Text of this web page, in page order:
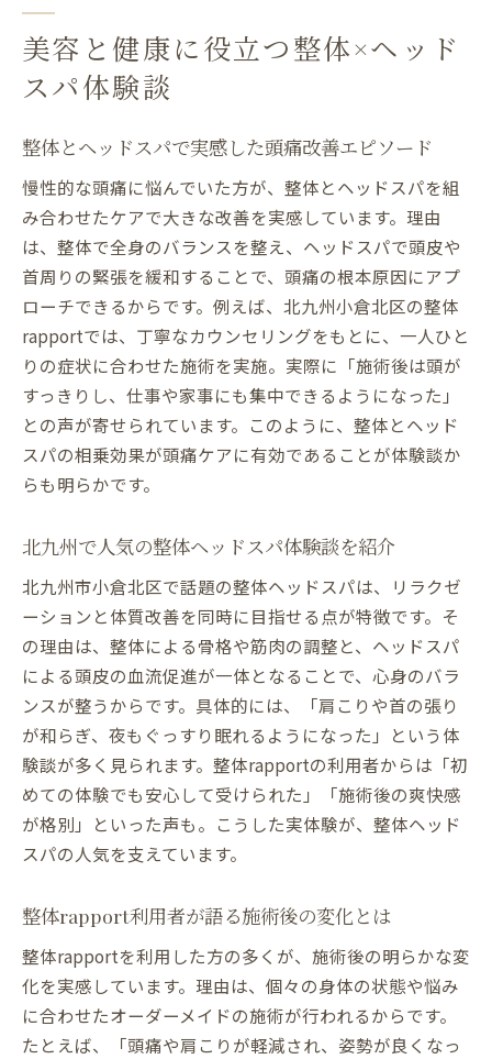
美容と健康に役立つ整体×ヘッド
スパ体験談
整体とヘッドスパで実感した頭痛改善エピソード
慢性的な頭痛に悩んでいた方が、整体とヘッドスパを組
み合わせたケアで大きな改善を実感しています。理由
は、整体で全身のバランスを整え、ヘッドスパで頭皮や
首周りの緊張を緩和することで、頭痛の根本原因にアプ
ローチできるからです。例えば、北九州小倉北区の整体
rapportでは、丁寧なカウンセリングをもとに、一人ひと
りの症状に合わせた施術を実施。実際に「施術後は頭が
すっきりし、仕事や家事にも集中できるようになった」
との声が寄せられています。このように、整体とヘッド
スパの相乗効果が頭痛ケアに有効であることが体験談か
らも明らかです。
北九州で人気の整体ヘッドスパ体験談を紹介
北九州市小倉北区で話題の整体ヘッドスパは、リラクゼ
ーションと体質改善を同時に目指せる点が特徴です。そ
の理由は、整体による骨格や筋肉の調整と、ヘッドスパ
による頭皮の血流促進が一体となることで、心身のバラ
ンスが整うからです。具体的には、「肩こりや首の張り
が和らぎ、夜もぐっすり眠れるようになった」という体
験談が多く見られます。整体rapportの利用者からは「初
めての体験でも安心して受けられた」「施術後の爽快感
が格別」といった声も。こうした実体験が、整体ヘッド
スパの人気を支えています。
整体rapport利用者が語る施術後の変化とは
整体rapportを利用した方の多くが、施術後の明らかな変
化を実感しています。理由は、個々の身体の状態や悩み
に合わせたオーダーメイドの施術が行われるからです。
たとえば、「頭痛や肩こりが軽減され、姿勢が良くなっ